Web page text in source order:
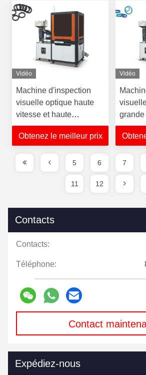
Vidéo
Machine d'inspection
visuelle optique haute
vitesse et haute
précision pour joints
toriques
Obtenez le meilleur prix
Vidéo
grande
tasse
5 6 7
11 12
Contacts
Contacts:
Téléphone:
Contact
Expédiez-nous